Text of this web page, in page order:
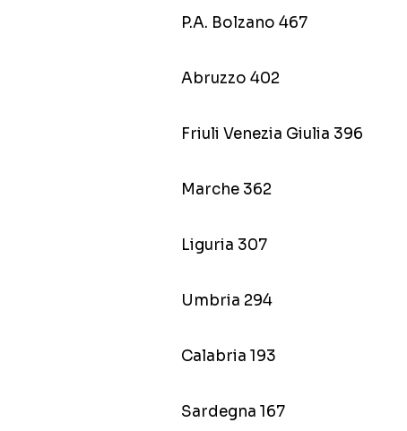
P.A. Bolzano 467
Abruzzo 402
Friuli Venezia Giulia 396
Marche 362
Liguria 307
Umbria 294
Calabria 193
Sardegna 167